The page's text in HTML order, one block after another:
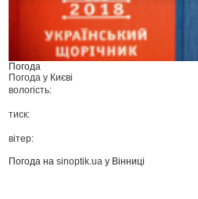
Погода
Погода у Києві
вологість:
тиск:
вітер:
Погода наsinoptik.ua у Вінниці